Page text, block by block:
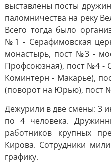
выставлены посты
паломничества на реку
Всего тогда было
№1 - Серафимовская
монастырь, пост №3 -
Профсоюзная), пост №4 -
Коминтерн - Макарье),
(поворот на Юрью), пост
Дежурили в две смены: 3
по 4 человека.
работников крупных
Кирова. Сотрудники
графику.